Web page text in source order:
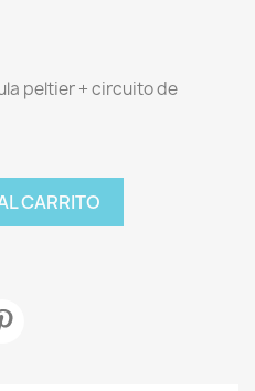
peltier + circuito de
CARRITO